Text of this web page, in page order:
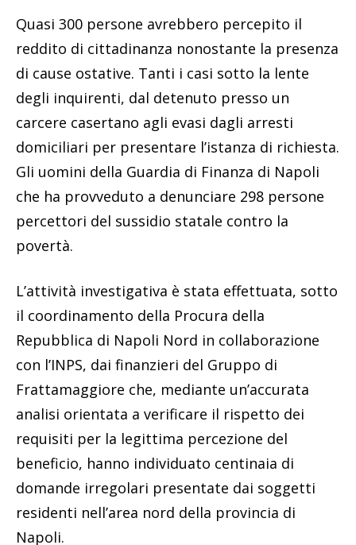
Quasi 300 persone avrebbero percepito il
reddito di cittadinanza nonostante la presenza
di cause ostative. Tanti i casi sotto la lente
degli inquirenti, dal detenuto presso un
carcere casertano agli evasi dagli arresti
domiciliari per presentare l’istanza di richiesta.
Gli uomini della Guardia di Finanza di Napoli
che ha provveduto a denunciare 298 persone
percettori del sussidio statale contro la
povertà.
L’attività investigativa è stata effettuata, sotto
il coordinamento della Procura della
Repubblica di Napoli Nord in collaborazione
con l’INPS, dai finanzieri del Gruppo di
Frattamaggiore che, mediante un’accurata
analisi orientata a verificare il rispetto dei
requisiti per la legittima percezione del
beneficio, hanno individuato centinaia di
domande irregolari presentate dai soggetti
residenti nell’area nord della provincia di
Napoli.